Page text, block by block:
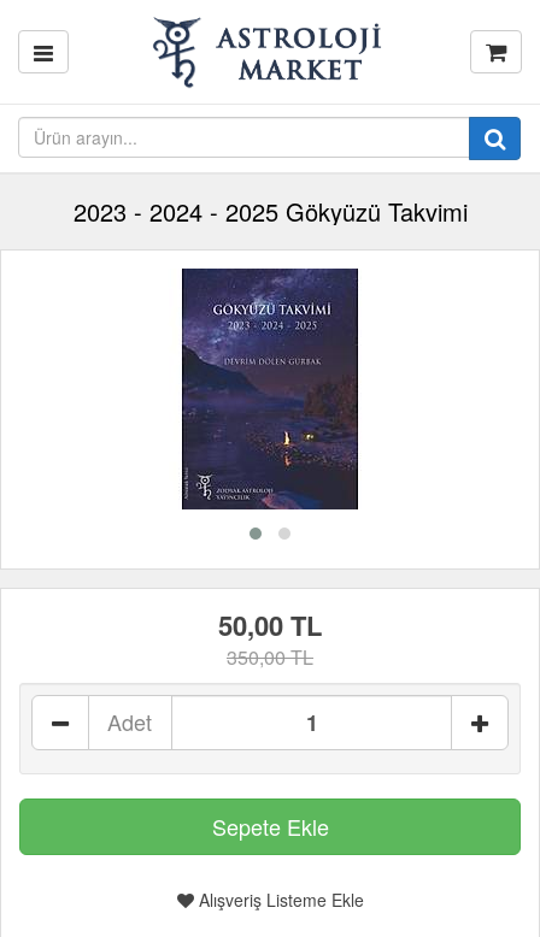
2023 - 2024 - 2025 Gökyüzü Takvimi
50,00 TL
350,00 TL
Adet
Alışveriş Listeme Ekle